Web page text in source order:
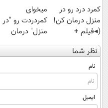
کمرد درد رو در
منزل درمان کن!
(◂فیلم +
پرسش‌نامه)
میخوای
کمردردت رو "در
منزل" درمان
کنی؟ (◂فیلم +
◂پرسش‌نامه)
نظر شما
نام
ایمیل